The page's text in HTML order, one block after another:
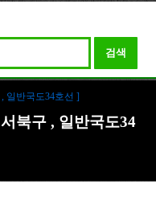
검색
일반국도34호선 ]
북구 , 일반국도34